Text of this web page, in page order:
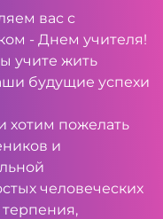
вас с
- Днем учителя!
учите жить
будущие успехи
хотим пожелать
и
человеческих
терпения,